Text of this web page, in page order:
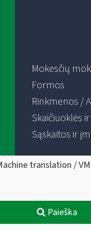
Mokesčių
Formos
Rinkmenos /
Skaičiuoklės
Sąskaitos ir
translation /
Paieška